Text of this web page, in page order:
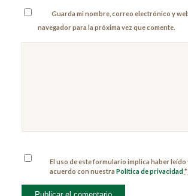
Guarda mi nombre, correo electrónico y
navegador para la próxima vez que comente.
El uso de este formulario implica haber leído
acuerdo con nuestraPolítica de privacidad*